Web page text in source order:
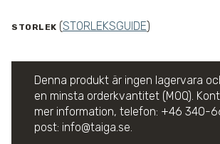
STORLEK (STORLEKSGUIDE)
Denna produkt är ingen lagervara
en minsta orderkvantitet (MOQ).
mer information, telefon: +46 340-
post: info@taiga.se.